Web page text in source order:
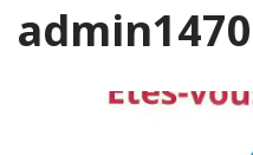
admin1470